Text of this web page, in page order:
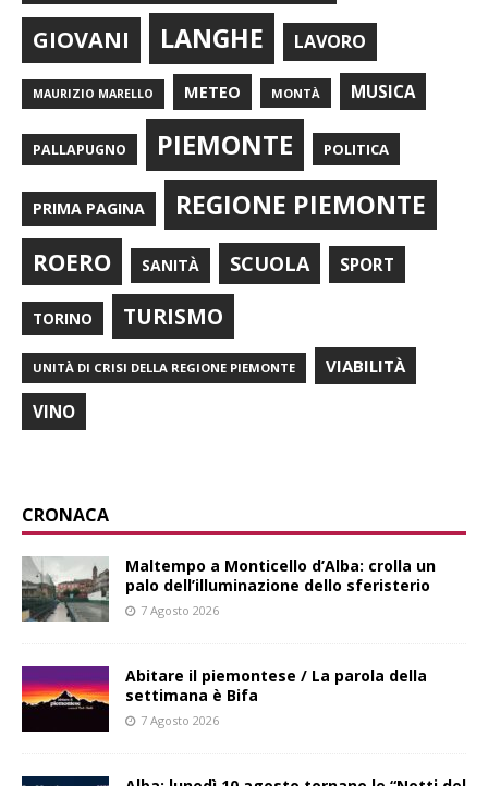
GIOVANI LANGHE LAVORO
MAURIZIO MARELLO METEO MONTÀ MUSICA
PALLAPUGNO PIEMONTE POLITICA
PRIMA PAGINA REGIONE PIEMONTE
ROERO SANITÀ SCUOLA SPORT
TORINO TURISMO
UNITÀ DI CRISI DELLA REGIONE PIEMONTE VIABILITÀ
VINO
CRONACA
Maltempo a Monticello d’Alba: crolla un
palo dell’illuminazione dello sferisterio
7 Agosto 2026
Abitare il piemontese / La parola della
settimana è Bifa
7 Agosto 2026